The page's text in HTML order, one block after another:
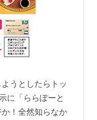
うとしたらトッ
に「ららぽーと
！全然知らなか